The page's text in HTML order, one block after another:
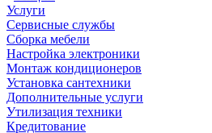
Услуги
Сервисные службы
Сборка мебели
Настройка электроники
Монтаж кондиционеров
Установка сантехники
Дополнительные услуги
Утилизация техники
Кредитование